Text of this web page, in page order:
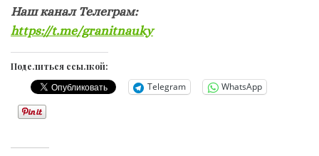
Наш канал Телеграм:
https://t.me/granitnauky
Поделиться ссылкой:
Telegram WhatsApp